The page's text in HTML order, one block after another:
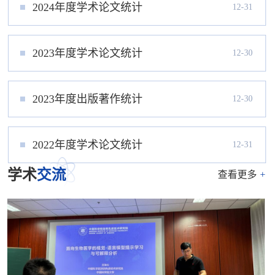
2024年度学术论文统计 12-31
2023年度学术论文统计 12-30
2023年度出版著作统计 12-30
2022年度学术论文统计 12-31
查看更多 +
学术交流